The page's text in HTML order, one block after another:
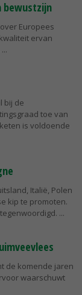
bewustzijn
Europees
ervan
bij de
toe van
is voldoende
Italië, Polen
kip te promoten.
de komende jaren
waarschuwt